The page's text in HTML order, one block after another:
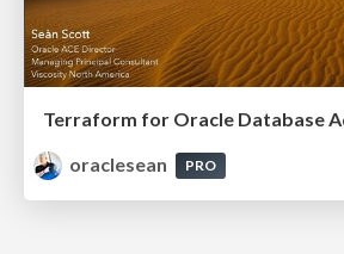
Terraform for Oracle Database
oraclesean
PRO